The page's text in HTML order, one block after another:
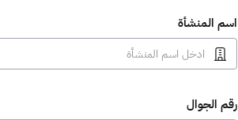
اسم المنشأة
رقم الجوال